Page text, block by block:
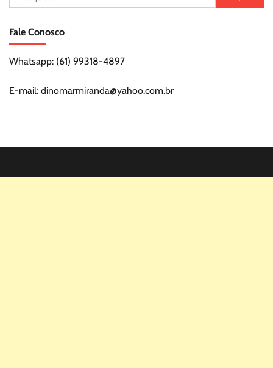
por:
Fale Conosco
Whatsapp: (61) 99318-4897
E-mail: dinomarmiranda@yahoo.com.br